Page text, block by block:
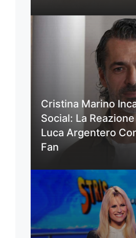
Cristina Marino
Social: La
Luca Argentero
Fan